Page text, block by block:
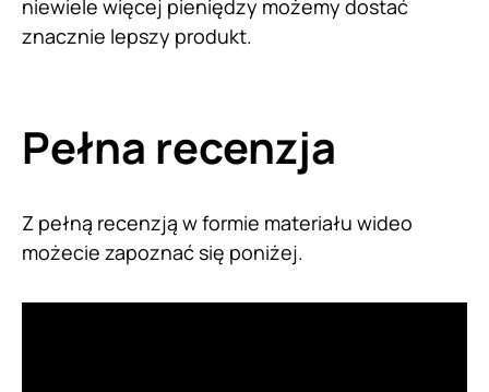
niewiele więcej pieniędzy możemy dostać
znacznie lepszy produkt.
Pełna recenzja
Z pełną recenzją w formie materiału wideo
możecie zapoznać się poniżej.